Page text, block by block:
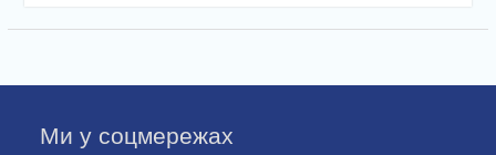
Ми у соцмережах